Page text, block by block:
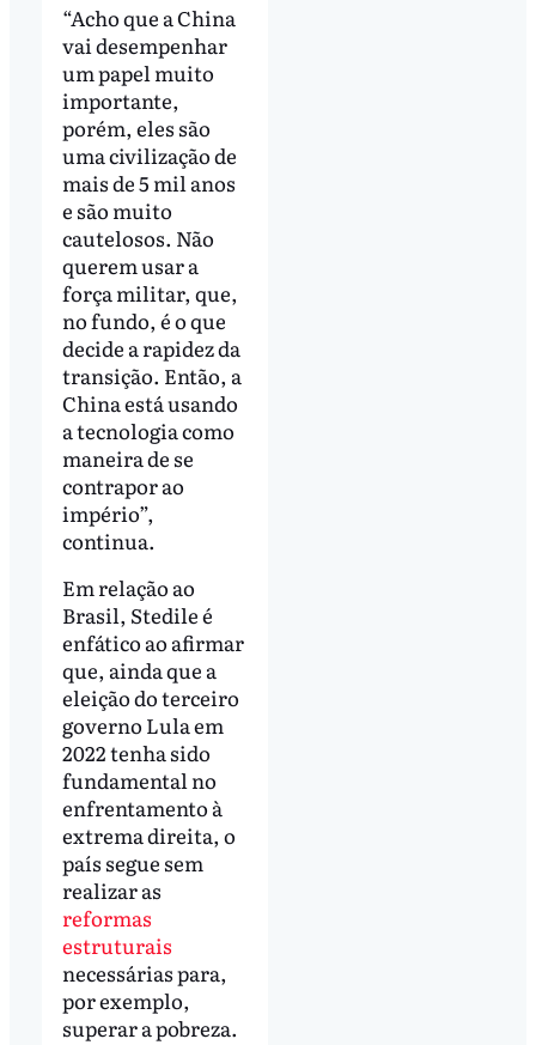
“Acho que a China
vai desempenhar
um papel muito
importante,
porém, eles são
uma civilização de
mais de 5 mil anos
e são muito
cautelosos. Não
querem usar a
força militar, que,
no fundo, é o que
decide a rapidez da
transição. Então, a
China está usando
a tecnologia como
maneira de se
contrapor ao
império”,
continua.
Em relação ao
Brasil, Stedile é
enfático ao afirmar
que, ainda que a
eleição do terceiro
governo Lula em
2022 tenha sido
fundamental no
enfrentamento à
extrema direita, o
país segue sem
realizar as
reformas
estruturais
necessárias para,
por exemplo,
superar a pobreza.